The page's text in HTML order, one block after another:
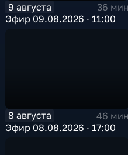
9 августа
36 мин
Эфир 09.08.2026 · 11:00
8 августа
46 мин
Эфир 08.08.2026 · 17:00